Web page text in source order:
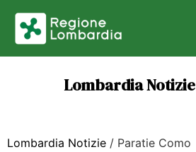
Lombardia Notizie
Lombardia Notizie / Paratie Como